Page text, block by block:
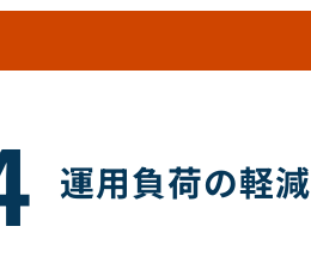
運用負荷の軽減